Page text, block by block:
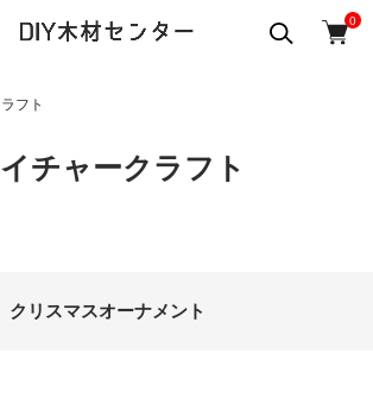
0
フト
チャークラフト
クリスマスオーナメント